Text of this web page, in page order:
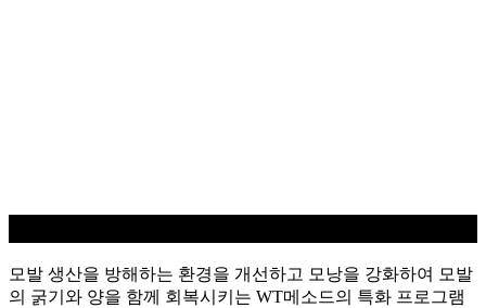
모발 생산을 방해하는 환경을 개선하고 모낭을 강화하여 모발
의 굵기와 양을 함께 회복시키는 WT메소드의 특화 프로그램